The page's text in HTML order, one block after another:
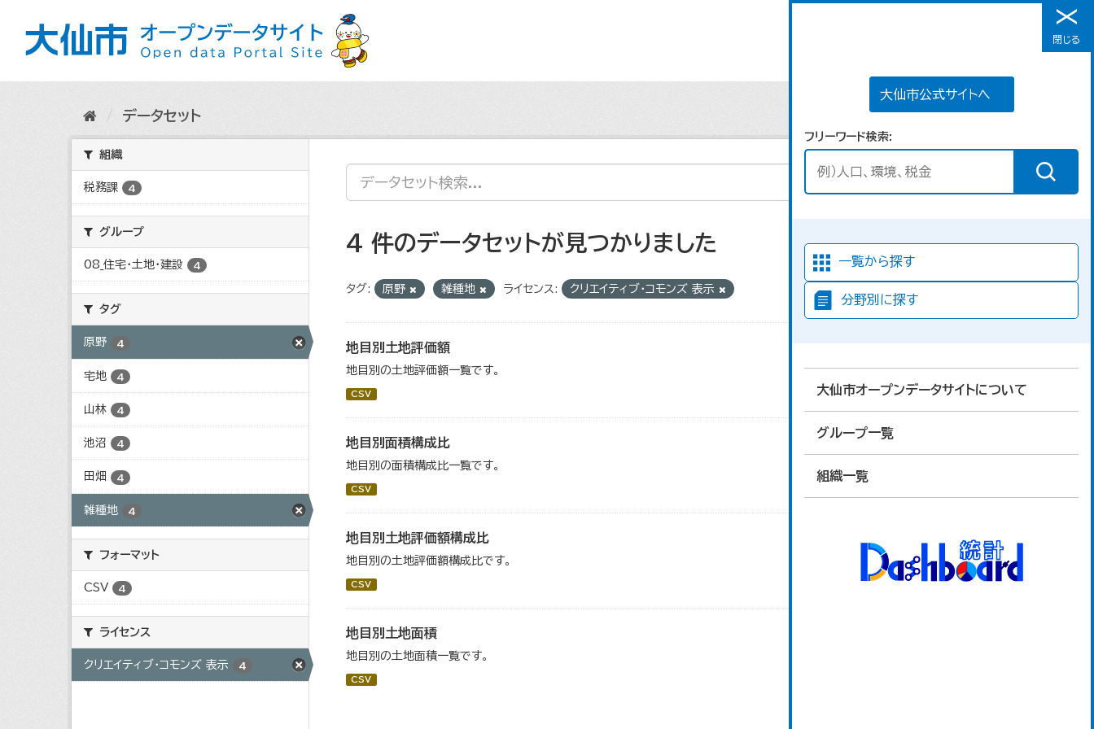
メニュー
大仙市公式サイトへ
フリーワード検索
一覧から探す
分野別に探す
大仙市オープンデータサイトについて
グループ一覧
組織一覧
閉じる
データセット
組織
税務課 4
グループ
08_住宅・土地・建設 4
タグ
原野 4
宅地 4
山林 4
池沼 4
田畑 4
雑種地 4
フォーマット
CSV 4
ライセンス
クリエイティブ・コモンズ 表示 4
4 件のデータセットが見つかりました
タグ: 原野 雑種地 ライセンス: クリエイティブ・コモンズ 表示
地目別土地評価額
地目別の土地評価額一覧です。
CSV
地目別面積構成比
地目別の面積構成比一覧です。
CSV
地目別土地評価額構成比
地目別の土地評価額構成比です。
CSV
地目別土地面積
地目別の土地面積一覧です。
CSV